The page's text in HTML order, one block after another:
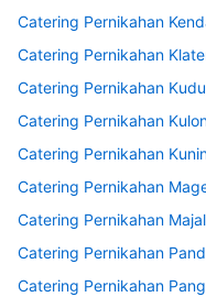
Catering Pernikahan
Catering Pernikahan
Catering Pernikahan
Catering Pernikahan
Catering Pernikahan
Catering Pernikahan
Catering Pernikahan
Catering Pernikahan
Catering Pernikahan